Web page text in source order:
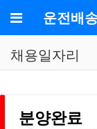
메뉴운전배
채용일자리
분양완료